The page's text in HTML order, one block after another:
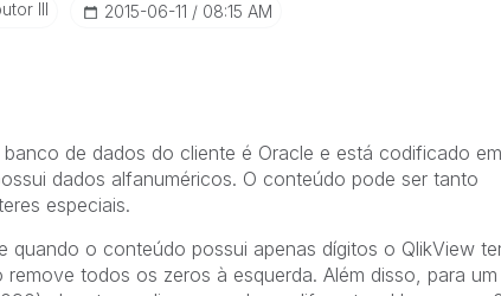
III ‎2015-06-11 08:15 AM
de dados do cliente é Oracle e está codificado em
dados alfanuméricos. O conteúdo pode ser tanto
especiais.
quando o conteúdo possui apenas dígitos o QlikView
todos os zeros à esquerda. Além disso, para um